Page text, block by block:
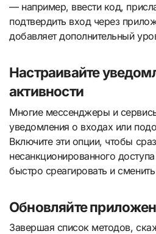
— например, ввести код,
подтвердить вход через
добавляет дополнительный
Настраивайте
активности
Многие мессенджеры и
уведомления о входах или
Включите эти опции, чтобы
несанкционированного
быстро среагировать и
Обновляйте
Завершая список методов,